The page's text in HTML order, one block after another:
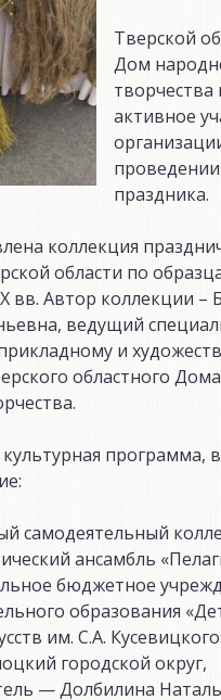
Тверской
Дом
творчества
активное
проведении
праздника.
коллекция
области по
вв. Автор коллекции –
ведущий
и
областного Дома
программа,
самодеятельный
ансамбль
бюджетное
образования
им. С.А.
городской округ,
— Долбилина